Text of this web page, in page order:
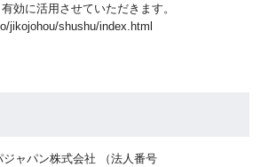
効に活用させていただきます。
jikojohou/shushu/index.html
ジャパン株式会社 （法人番号